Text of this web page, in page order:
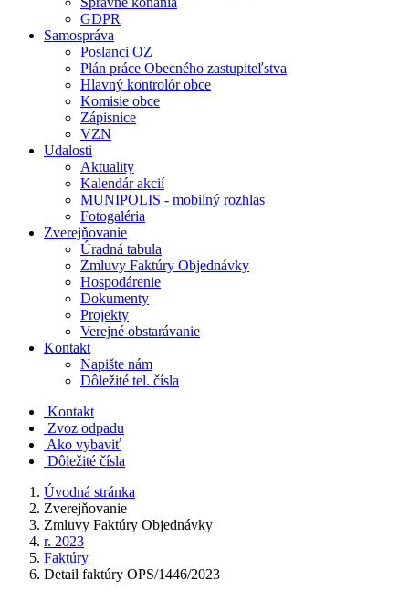
GDPR
Samospráva
Poslanci OZ
Plán práce Obecného zastupiteľstva
Hlavný kontrolór obce
Komisie obce
Zápisnice
VZN
Udalosti
Aktuality
Kalendár akcií
MUNIPOLIS - mobilný rozhlas
Fotogaléria
Zverejňovanie
Úradná tabula
Zmluvy Faktúry Objednávky
Hospodárenie
Dokumenty
Projekty
Verejné obstarávanie
Kontakt
Napište nám
Dôležité tel. čísla
Kontakt
Zvoz odpadu
Ako vybaviť
Dôležité čísla
Úvodná stránka
Zverejňovanie
Zmluvy Faktúry Objednávky
r. 2023
Faktúry
Detail faktúry OPS/1446/2023